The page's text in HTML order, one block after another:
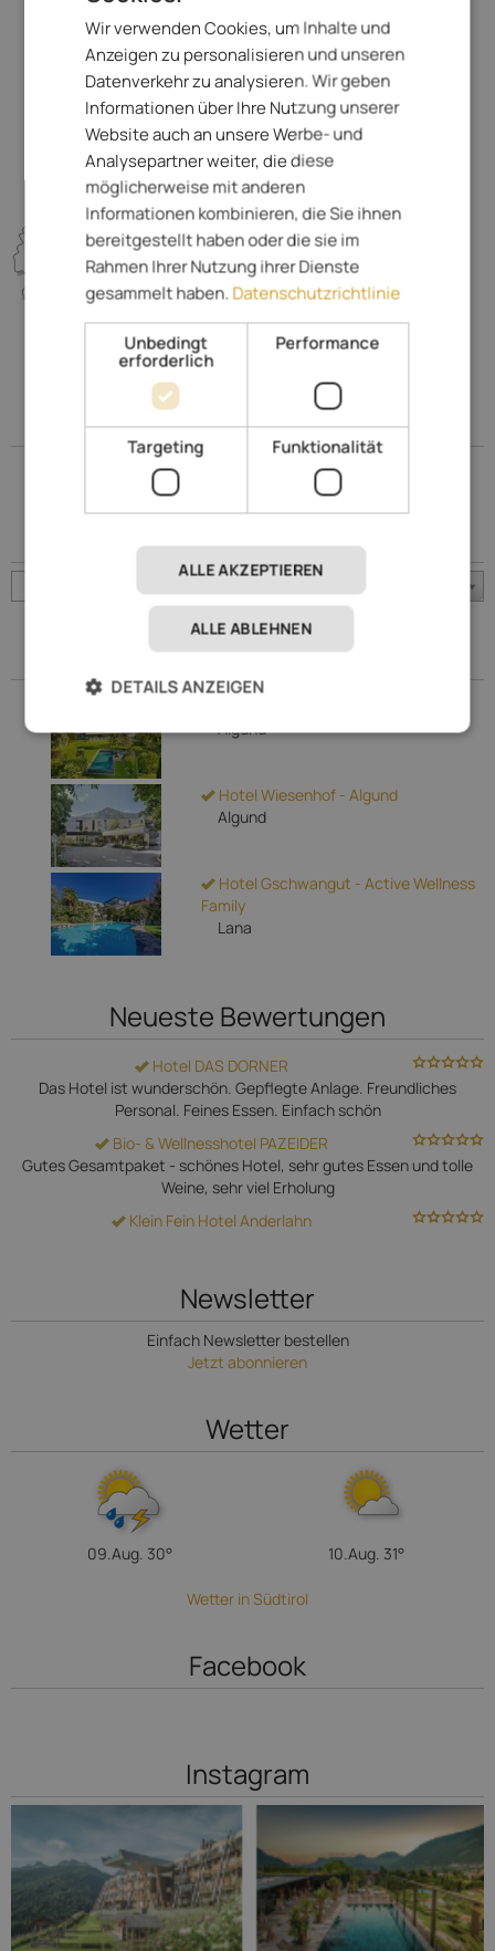
„Sunnseitnweg“
Tschöggelberg
Biotop
Tiermuseum
Etschtal-Radweg
Entdecken Sie die Region
Meran und Umgebung
Orte
Zuletzt gebucht
Algund
Hotel Wiesenhof - Algund
Algund
Hotel Gschwangut - Active Wellness
Family
Lana
Neueste Bewertungen
Hotel DAS DORNER
Das Hotel ist wunderschön. Gepflegte Anlage. Freundliches
Personal. Feines Essen. Einfach schön
Bio- & Wellnesshotel PAZEIDER
Gutes Gesamtpaket - schönes Hotel, sehr gutes Essen und tolle
Weine, sehr viel Erholung
Klein Fein Hotel Anderlahn
Newsletter
Einfach Newsletter bestellen
Jetzt abonnieren
Wetter
09.Aug. 30° 10.Aug. 31°
Wetter in Südtirol
Facebook
Instagram
ITALIAN
Wir verwenden Cookies, um Inhalte und
Anzeigen zu personalisieren und unseren
Datenverkehr zu analysieren. Wir geben
Informationen über Ihre Nutzung unserer
Website auch an unsere Werbe- und
Analysepartner weiter, die diese
möglicherweise mit anderen
Informationen kombinieren, die Sie ihnen
bereitgestellt haben oder die sie im
Rahmen Ihrer Nutzung ihrer Dienste
gesammelt haben.Datenschutzrichtlinie
Unbedingt
erforderlich
Performance
Targeting Funktionalität
ALLE AKZEPTIEREN
ALLE ABLEHNEN
DETAILS ANZEIGEN